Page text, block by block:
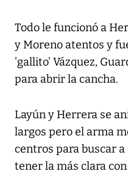
Todo le funcionó a
y Moreno atentos y
'gallito' Vázquez,
para abrir la cancha.
Layún y Herrera se
largos pero el arma
centros para buscar
tener la más clara